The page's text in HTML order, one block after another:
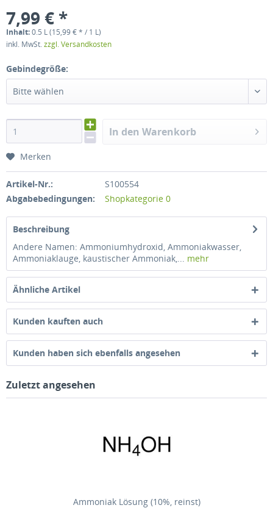
7,99 € *
Inhalt:0.5 L (15,99 € * / 1 L)
inkl. MwSt.zzgl. Versandkosten
Gebindegröße:
Bitte wählen
In den Warenkorb
Merken
Artikel-Nr.:
S100554
Abgabebedingungen:
Shopkategorie 0
Beschreibung
Andere Namen: Ammoniumhydroxid, Ammoniakwasser,
Ammoniaklauge, kaustischer Ammoniak,... mehr
Ähnliche Artikel
Kunden kauften auch
Kunden haben sich ebenfalls angesehen
Zuletzt angesehen
Ammoniak Lösung (10%, reinst)